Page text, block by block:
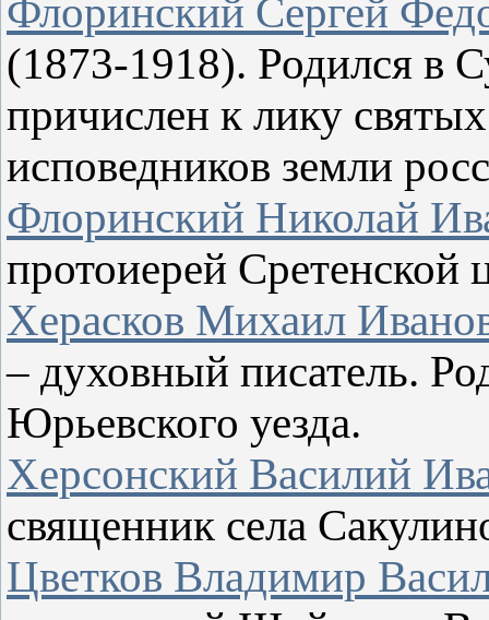
Флоринский Сергей
(1873-1918). Родился в
причислен к лику
исповедников земли
Флоринский Николай
протоиерей Сретенской
Херасков Михаил
– духовный писатель.
Юрьевского уезда.
Херсонский Василий
священник села
Цветков Владимир